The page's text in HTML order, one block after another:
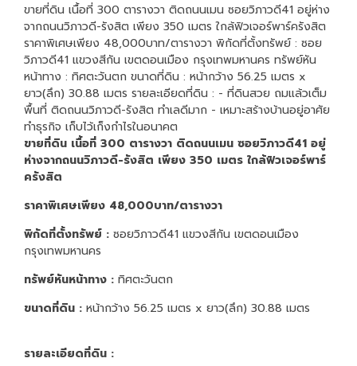
ขายที่ดิน เนื้อที่ 300 ตารางวา ติดถนนเมน ซอยวิภาวดี41 อยู่ห่าง
จากถนนวิภาวดี-รังสิต เพียง 350 เมตร ใกล้ฟิวเจอร์พาร์ครังสิต
ราคาพิเศษเพียง 48,000บาท/ตารางวา พิกัดที่ตั้งทรัพย์ : ซอย
วิภาวดี41 แขวงสีกัน เขตดอนเมือง กรุงเทพมหานคร ทรัพย์หัน
หน้าทาง : ทิศตะวันตก ขนาดที่ดิน : หน้ากว้าง 56.25 เมตร x
ยาว(ลึก) 30.88 เมตร รายละเอียดที่ดิน : - ที่ดินสวย ถมแล้วเต็ม
พื้นที่ ติดถนนวิภาวดี-รังสิต ทำเลดีมาก - เหมาะสร้างบ้านอยู่อาศัย
ทำธุรกิจ เก็บไว้เก็งกำไรในอนาคต
ขายที่ดิน เนื้อที่ 300 ตารางวา ติดถนนเมน ซอยวิภาวดี41 อยู่
ห่างจากถนนวิภาวดี-รังสิต เพียง 350 เมตร ใกล้ฟิวเจอร์พาร์
ครังสิต
ราคาพิเศษเพียง 48,000บาท/ตารางวา
พิกัดที่ตั้งทรัพย์ : ซอยวิภาวดี41 แขวงสีกัน เขตดอนเมือง
กรุงเทพมหานคร
ทรัพย์หันหน้าทาง : ทิศตะวันตก
ขนาดที่ดิน : หน้ากว้าง 56.25 เมตร x ยาว(ลึก) 30.88 เมตร
รายละเอียดที่ดิน :